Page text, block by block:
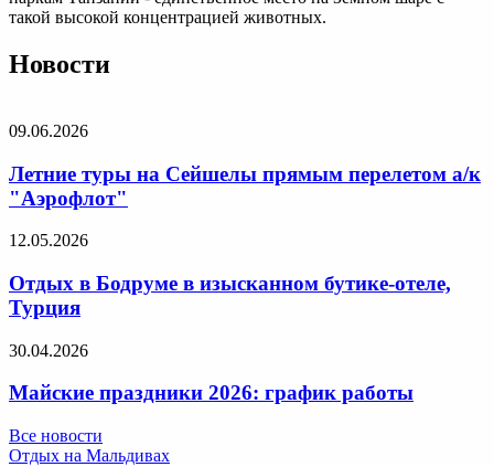
такой высокой концентрацией животных.
Новости
09.06.2026
Летние туры на Сейшелы прямым перелетом а/к
"Аэрофлот"
12.05.2026
Отдых в Бодруме в изысканном бутике-отеле,
Турция
30.04.2026
Майские праздники 2026: график работы
Все новости
Отдых на Мальдивах